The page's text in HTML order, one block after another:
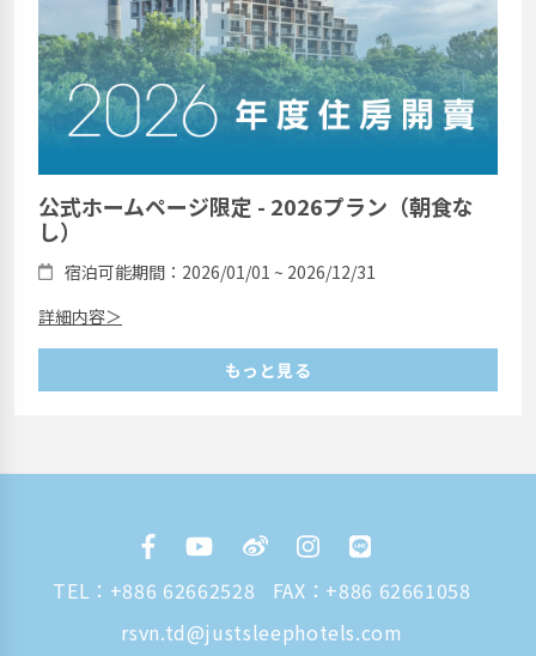
公式ホームページ限定 - 2026プラン（朝食な
し）
宿泊可能期間：2026/01/01 ~ 2026/12/31
詳細内容＞
もっと見る
TEL： +886 62662528
FAX：+886 62661058
rsvn.td@justsleephotels.com